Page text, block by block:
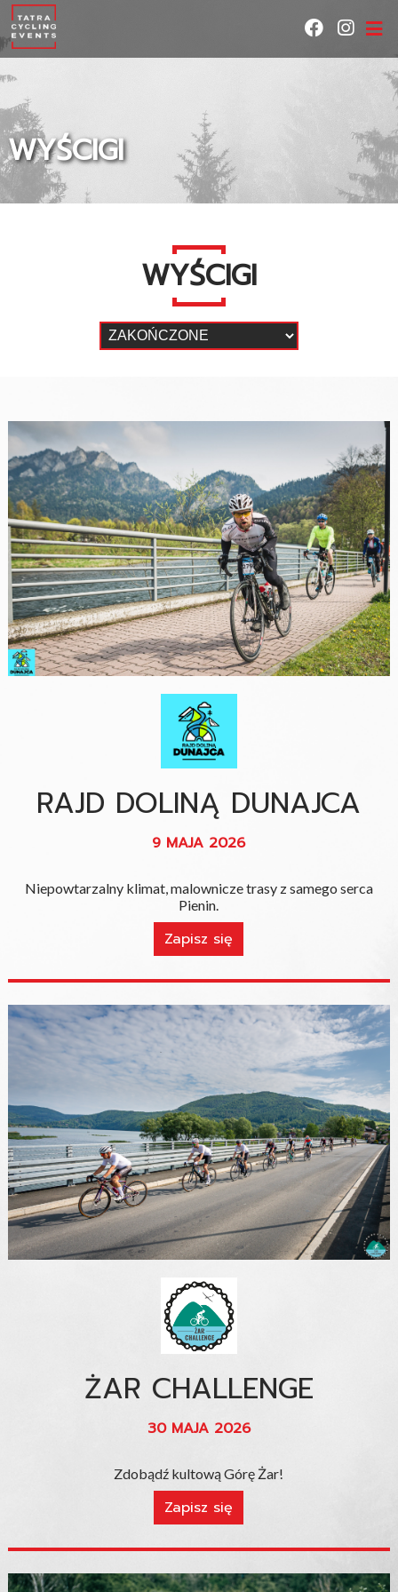
WYŚCIGI
WYŚCIGI
RAJD DOLINĄ DUNAJCA
9 MAJA 2026
Niepowtarzalny klimat, malownicze trasy z samego serca
Pienin.
Zapisz się
ŻAR CHALLENGE
30 MAJA 2026
Zdobądź kultową Górę Żar!
Zapisz się